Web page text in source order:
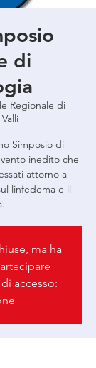
di
Regionale di
Simposio di
inedito che
attorno a
linfedema e il
ma ha
accesso: